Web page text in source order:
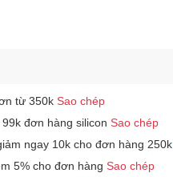
từ 350k Sao chép
đơn hàng silicon Sao chép
ngay 10k cho đơn hàng 250k
5% cho đơn hàng Sao chép